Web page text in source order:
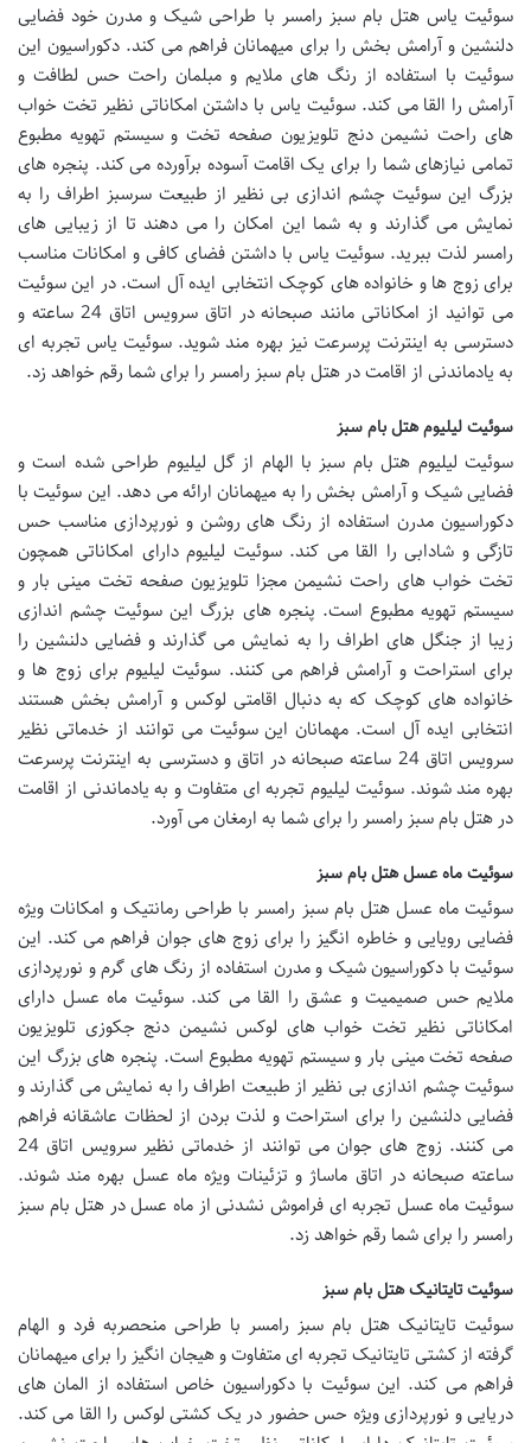
سوئیت یاس هتل بام سبز رامسر با طراحی شیک و مدرن خود فضایی
دلنشین و آرامش بخش را برای میهمانان فراهم می کند. دکوراسیون این
سوئیت با استفاده از رنگ های ملایم و مبلمان راحت حس لطافت و
آرامش را القا می کند. سوئیت یاس با داشتن امکاناتی نظیر تخت خواب
های راحت نشیمن دنج تلویزیون صفحه تخت و سیستم تهویه مطبوع
تمامی نیازهای شما را برای یک اقامت آسوده برآورده می کند. پنجره های
بزرگ این سوئیت چشم اندازی بی نظیر از طبیعت سرسبز اطراف را به
نمایش می گذارند و به شما این امکان را می دهند تا از زیبایی های
رامسر لذت ببرید. سوئیت یاس با داشتن فضای کافی و امکانات مناسب
برای زوج ها و خانواده های کوچک انتخابی ایده آل است. در این سوئیت
می توانید از امکاناتی مانند صبحانه در اتاق سرویس اتاق 24 ساعته و
دسترسی به اینترنت پرسرعت نیز بهره مند شوید. سوئیت یاس تجربه ای
به یادماندنی از اقامت در هتل بام سبز رامسر را برای شما رقم خواهد زد.
سوئیت لیلیوم هتل بام سبز
سوئیت لیلیوم هتل بام سبز با الهام از گل لیلیوم طراحی شده است و
فضایی شیک و آرامش بخش را به میهمانان ارائه می دهد. این سوئیت با
دکوراسیون مدرن استفاده از رنگ های روشن و نورپردازی مناسب حس
تازگی و شادابی را القا می کند. سوئیت لیلیوم دارای امکاناتی همچون
تخت خواب های راحت نشیمن مجزا تلویزیون صفحه تخت مینی بار و
سیستم تهویه مطبوع است. پنجره های بزرگ این سوئیت چشم اندازی
زیبا از جنگل های اطراف را به نمایش می گذارند و فضایی دلنشین را
برای استراحت و آرامش فراهم می کنند. سوئیت لیلیوم برای زوج ها و
خانواده های کوچک که به دنبال اقامتی لوکس و آرامش بخش هستند
انتخابی ایده آل است. مهمانان این سوئیت می توانند از خدماتی نظیر
سرویس اتاق 24 ساعته صبحانه در اتاق و دسترسی به اینترنت پرسرعت
بهره مند شوند. سوئیت لیلیوم تجربه ای متفاوت و به یادماندنی از اقامت
در هتل بام سبز رامسر را برای شما به ارمغان می آورد.
سوئیت ماه عسل هتل بام سبز
سوئیت ماه عسل هتل بام سبز رامسر با طراحی رمانتیک و امکانات ویژه
فضایی رویایی و خاطره انگیز را برای زوج های جوان فراهم می کند. این
سوئیت با دکوراسیون شیک و مدرن استفاده از رنگ های گرم و نورپردازی
ملایم حس صمیمیت و عشق را القا می کند. سوئیت ماه عسل دارای
امکاناتی نظیر تخت خواب های لوکس نشیمن دنج جکوزی تلویزیون
صفحه تخت مینی بار و سیستم تهویه مطبوع است. پنجره های بزرگ این
سوئیت چشم اندازی بی نظیر از طبیعت اطراف را به نمایش می گذارند و
فضایی دلنشین را برای استراحت و لذت بردن از لحظات عاشقانه فراهم
می کنند. زوج های جوان می توانند از خدماتی نظیر سرویس اتاق 24
ساعته صبحانه در اتاق ماساژ و تزئینات ویژه ماه عسل بهره مند شوند.
سوئیت ماه عسل تجربه ای فراموش نشدنی از ماه عسل در هتل بام سبز
رامسر را برای شما رقم خواهد زد.
سوئیت تایتانیک هتل بام سبز
سوئیت تایتانیک هتل بام سبز رامسر با طراحی منحصربه فرد و الهام
گرفته از کشتی تایتانیک تجربه ای متفاوت و هیجان انگیز را برای میهمانان
فراهم می کند. این سوئیت با دکوراسیون خاص استفاده از المان های
دریایی و نورپردازی ویژه حس حضور در یک کشتی لوکس را القا می کند.